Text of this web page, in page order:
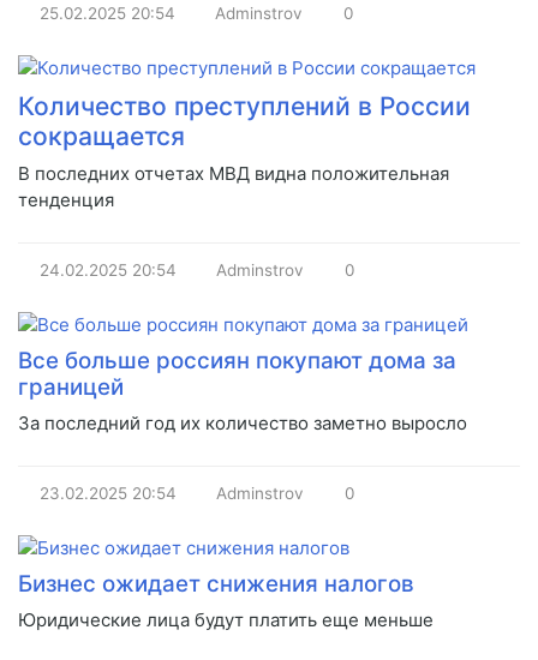
25.02.2025 20:54 Adminstrov 0
Количество преступлений в России
сокращается
В последних отчетах МВД видна положительная
тенденция
24.02.2025 20:54 Adminstrov 0
Все больше россиян покупают дома за
границей
За последний год их количество заметно выросло
23.02.2025 20:54 Adminstrov 0
Бизнес ожидает снижения налогов
Юридические лица будут платить еще меньше